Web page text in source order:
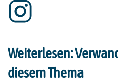
Weiterlesen:
diesem Thema